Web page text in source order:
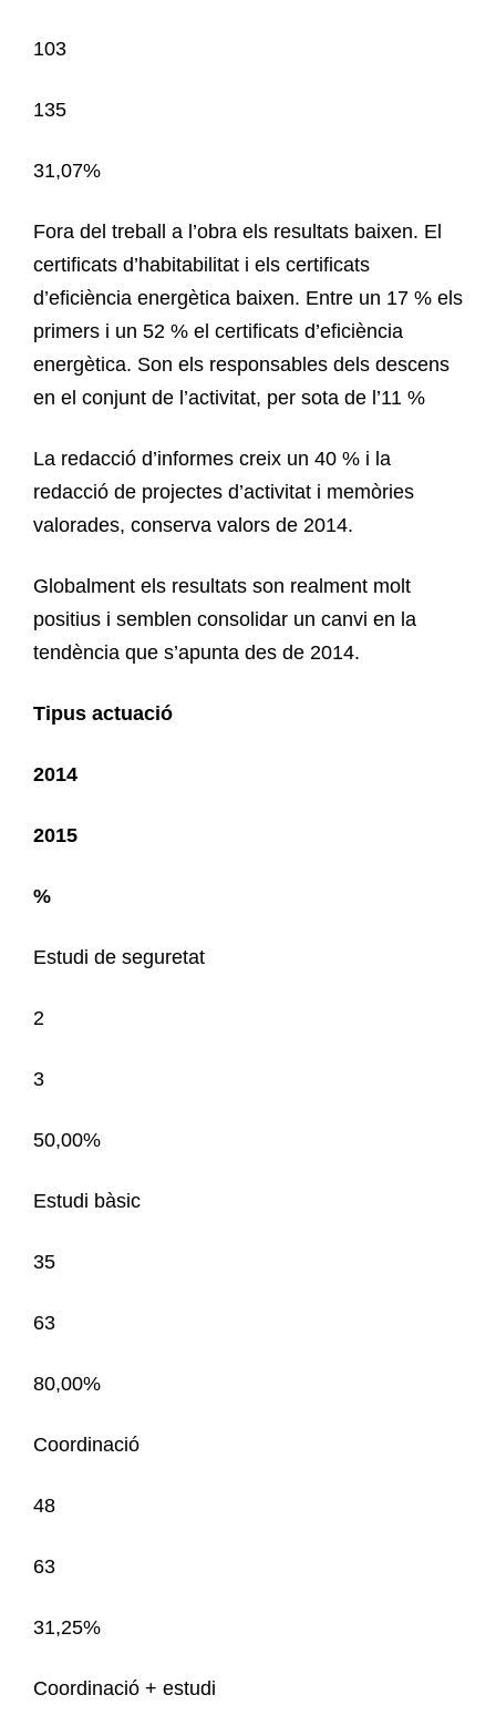
103
135
31,07%
Fora del treball a l’obra els resultats baixen. El
certificats d’habitabilitat i els certificats
d’eficiència energètica baixen. Entre un 17 % els
primers i un 52 % el certificats d’eficiència
energètica. Son els responsables dels descens
en el conjunt de l’activitat, per sota de l’11 %
La redacció d’informes creix un 40 % i la
redacció de projectes d’activitat i memòries
valorades, conserva valors de 2014.
Globalment els resultats son realment molt
positius i semblen consolidar un canvi en la
tendència que s’apunta des de 2014.
Tipus actuació
2014
2015
%
Estudi de seguretat
2
3
50,00%
Estudi bàsic
35
63
80,00%
Coordinació
48
63
31,25%
Coordinació + estudi